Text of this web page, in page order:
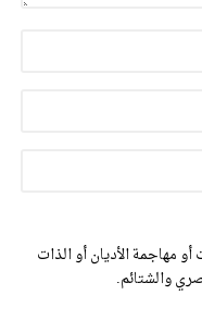
مهاجمة الأديان أو الذات
والشتائم.